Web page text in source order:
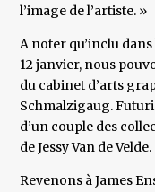
l’image de l’artiste. »
A noter qu’inclu
12 janvier, nous
du cabinet d’arts
Schmalzigaug.
d’un couple des
de Jessy Van de Velde.
Revenons à James